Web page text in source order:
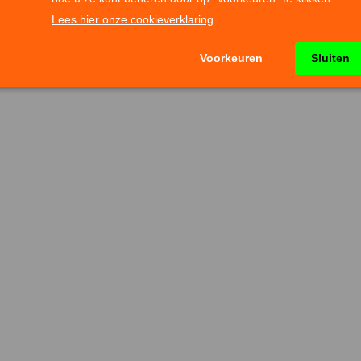
hazelnoten, amandelen en soja bevatten.
van jonge kinderen houden. Aanbevolen